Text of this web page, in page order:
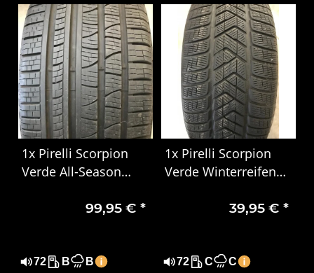
1x Pirelli Scorpion
Verde All-Season
99,95 € *
72 B B
1x Pirelli Scorpion
Verde Winterreifen
39,95 €*
72 C C